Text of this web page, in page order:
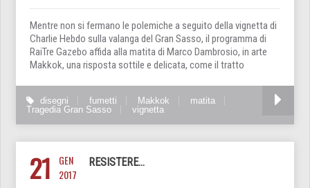
Mentre non si fermano le polemiche a seguito della vignetta di
Charlie Hebdo sulla valanga del Gran Sasso, il programma di
RaiTre Gazebo affida alla matita di Marco Dambrosio, in arte
Makkok, una risposta sottile e delicata, come il tratto
disegni fumetti Makkok
matita
Tragedia Gran Sasso
vignetta
21
GEN
2017
RESISTERE…